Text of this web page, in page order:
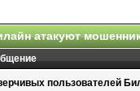
атакуют
пользователей